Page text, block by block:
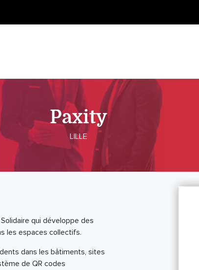
Paxity
LILLE
qui développe des
les espaces collectifs.
dans les bâtiments, sites
de QR codes